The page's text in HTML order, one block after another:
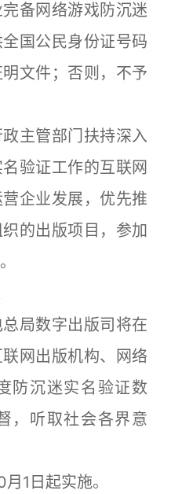
备网络游戏防沉迷
国公民身份证号码
文件；否则，不予
主管部门扶持深入
验证工作的互联网
企业发展，优先推
的出版项目，参加
局数字出版司将在
网出版机构、网络
防沉迷实名验证数
，听取社会各界意
1日起实施。